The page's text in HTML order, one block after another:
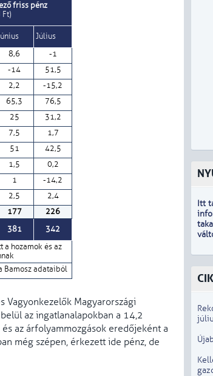
friss pénz
Július
8,6
-1
-14
51,5
2,2
-15,2
65,3
76,5
25
31,2
7,5
1,7
51
42,5
1,5
0,2
1
-14,2
2,5
2,4
177
226
381
342
hozamok és az
Bamosz adataiból
Vagyonkezelők Magyarországi
az ingatlanalapokban a 14,2
az árfolyammozgások eredőjeként a
még szépen, érkezett ide pénz, de
Itt